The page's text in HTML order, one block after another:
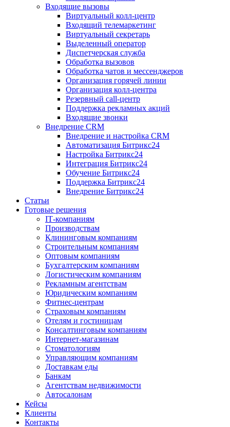
Входящие вызовы
Виртуальный колл‑центр
Входящий телемаркетинг
Виртуальный секретарь
Выделенный оператор
Диспетчерская служба
Обработка вызовов
Обработка чатов и мессенджеров
Организация горячей линии
Организация колл‑центра
Резервный call‑центр
Поддержка рекламных акций
Входящие звонки
Внедрение CRM
Внедрение и настройка CRM
Автоматизация Битрикс24
Настройка Битрикс24
Интеграция Битрикс24
Обучение Битрикс24
Поддержка Битрикс24
Внедрение Битрикс24
Статьи
Готовые решения
IT‑компаниям
Производствам
Клининговым компаниям
Строительным компаниям
Оптовым компаниям
Бухгалтерским компаниям
Логистическим компаниям
Рекламным агентствам
Юридическим компаниям
Фитнес-центрам
Страховым компаниям
Отелям и гостиницам
Консалтинговым компаниям
Интернет-магазинам
Стоматологиям
Управляющим компаниям
Доставкам еды
Банкам
Агентствам недвижимости
Автосалонам
Кейсы
Клиенты
Контакты